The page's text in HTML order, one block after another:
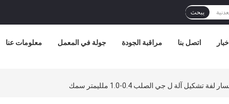
يبحث
معلومات عنا جولة في المعمل مراقبة الجودة اتصل بنا أخبار